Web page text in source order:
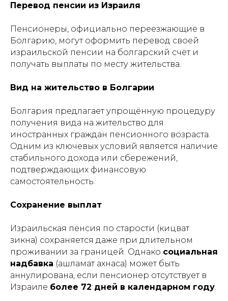
Перевод пенсии из Израиля
Пенсионеры, официально переезжающие в
Болгарию, могут оформить перевод своей
израильской пенсии на болгарский счёт и
получать выплаты по месту жительства.
Вид на жительство в Болгарии
Болгария предлагает упрощённую процедуру
получения вида на жительство для
иностранных граждан пенсионного возраста.
Одним из ключевых условий является наличие
стабильного дохода или сбережений,
подтверждающих финансовую
самостоятельность.
Сохранение выплат
Израильская пенсия по старости (кицват
зикна) сохраняется даже при длительном
проживании за границей. Однако социальная
надбавка (ашламат ахнаса) может быть
аннулирована, если пенсионер отсутствует в
Израиле более 72 дней в календарном году.